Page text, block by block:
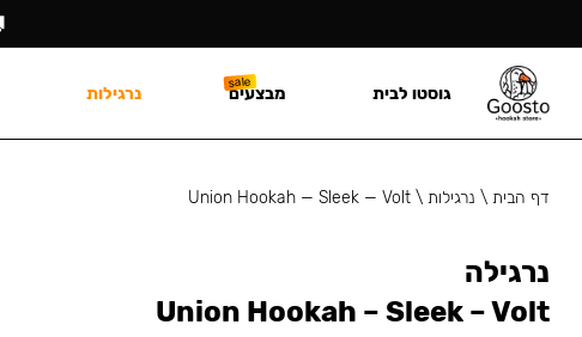
דף הבית\ נרגילות\
Union Hookah — Sleek — Volt
נרגילה
Union Hookah – Sleek – Volt
גוסטו לבית מבצעים נרגילות